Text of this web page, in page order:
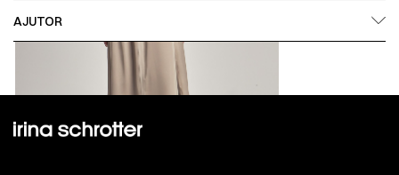
AJUTOR